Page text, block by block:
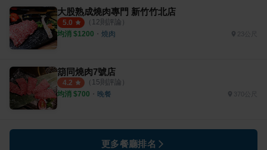
大股熟成燒肉專門 新竹竹北店
5.0 （ 12則評論）
均消 $1200 ・ 燒肉
箶同燒肉7號店
4.2 （ 15則評論）
均消 $700 ・ 晚餐
更多餐廳排名